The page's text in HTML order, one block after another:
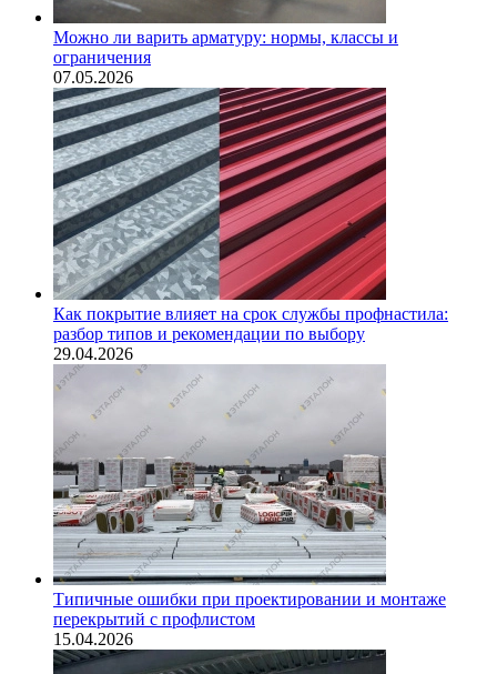
Можно ли варить арматуру: нормы, классы и
ограничения
07.05.2026
Как покрытие влияет на срок службы профнастила:
разбор типов и рекомендации по выбору
29.04.2026
Типичные ошибки при проектировании и монтаже
перекрытий с профлистом
15.04.2026